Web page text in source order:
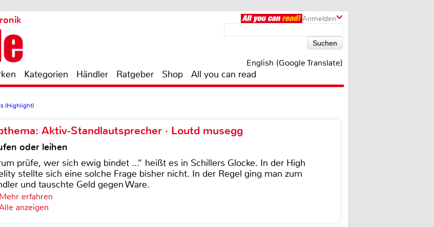
Anmelden
English (Google Translate)
Kategorien Händler Ratgeber Shop All you can read
(Highlight)
Aktiv-Standlautsprecher · Loutd musegg
oder leihen
prüfe, wer sich ewig bindet ...“ heißt es in Schillers Glocke. In der High
stellte sich eine solche Frage bisher nicht. In der Regel ging man zum
und tauschte Geld gegen Ware.
erfahren
anzeigen